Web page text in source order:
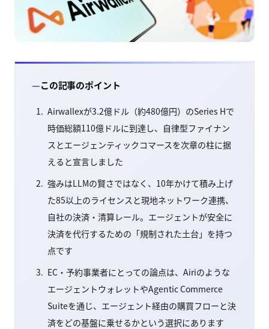
この記事のポイント
Airwallexが3.2億ドル（約480億円）のSeries Hで
時価総額110億ドルに到達し、自律型ファイナン
スとエージェンティックコマースを次章の柱に据
えると宣言しました
強みはLLMの賢さではなく、10年かけて積み上げ
た85以上のライセンスと現地ネットワーク連携、
自社の決済・清算レール。エージェントが安全に
決済を代行するための「規制された土台」を持つ
点です
EC・予約事業者にとっての論点は、Airiのような
エージェントウォレットやAgentic Commerce
Suiteを通じ、エージェント経由の購買フローと決
済をどの基盤に乗せるかという選択にあります